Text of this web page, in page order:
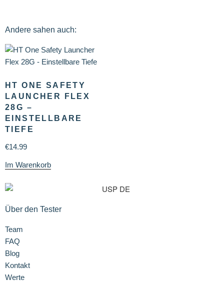
Andere sahen auch:
HT ONE SAFETY
LAUNCHER FLEX
28G –
EINSTELLBARE
TIEFE
€14.99
Im Warenkorb
Über den Tester
Team
FAQ
Blog
Kontakt
Werte